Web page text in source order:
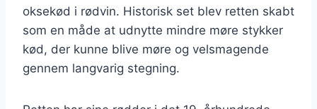
oksekød i rødvin. Historisk set blev retten skabt
som en måde at udnytte mindre møre stykker
kød, der kunne blive møre og velsmagende
gennem langvarig stegning.